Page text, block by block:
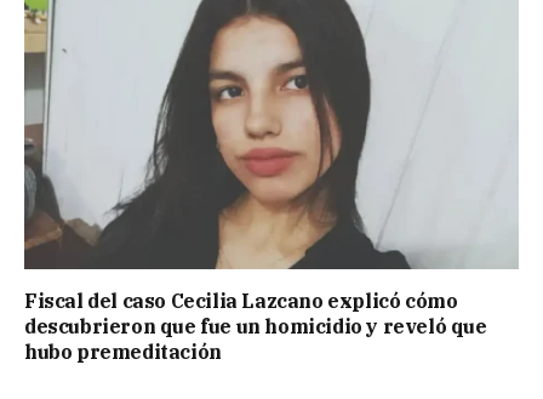
Fiscal del caso Cecilia Lazcano explicó cómo
descubrieron que fue un homicidio y reveló que
hubo premeditación